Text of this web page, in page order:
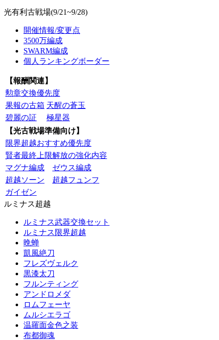
光有利古戦場(9/21~9/28)
開催情報/変更点
3500万編成
SWARM編成
個人ランキングボーダー
【報酬関連】
勲章交換優先度
果報の古箱 天醒の蒼玉
碧麗の証
極星器
【光古戦場準備向け】
限界超越おすすめ優先度
賢者最終上限解放の強化内容
マグナ編成
ゼウス編成
超越ソーン
超越フュンフ
ガイゼン
ルミナス超越
ルミナス武器交換セット
ルミナス限界超越
晩蝉
凱風絶刀
フレズヴェルク
黒漆太刀
フルンティング
アンドロメダ
ロムフェーヤ
ムルシエラゴ
温羅面金色之装
布都御魂